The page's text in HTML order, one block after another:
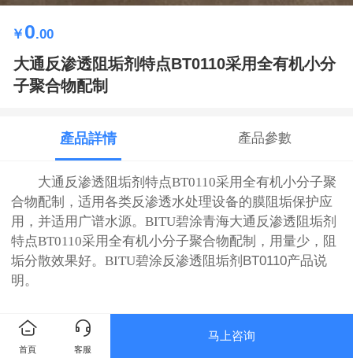
￥ 0.00
大通反渗透阻垢剂特点BT0110采用全有机小分
子聚合物配制
產品詳情 產品參數
大通反渗透阻垢剂特点BT0110采用全有机小分子聚
合物配制，适用各类反渗透水处理设备的膜阻垢保护应
用，并适用广谱水源。BITU碧涂青海大通反渗透阻垢剂
特点BT0110采用全有机小分子聚合物配制，用量少，阻
垢分散效果好。BITU碧涂反渗透阻垢剂BT0110产品说
明。
首頁 客服
马上咨询